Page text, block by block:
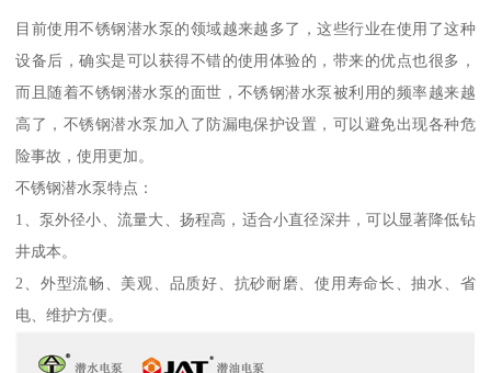
目前使用不锈钢潜水泵的领域越来越多了，这些行业在使用了这种
设备后，确实是可以获得不错的使用体验的，带来的优点也很多，
而且随着不锈钢潜水泵的面世，不锈钢潜水泵被利用的频率越来越
高了，不锈钢潜水泵加入了防漏电保护设置，可以避免出现各种危
险事故，使用更加。
不锈钢潜水泵特点：
1、泵外径小、流量大、扬程高，适合小直径深井，可以显著降低钻
井成本。
2、外型流畅、美观、品质好、抗砂耐磨、使用寿命长、抽水、省
电、维护方便。